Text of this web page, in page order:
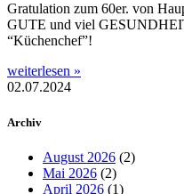
Gratulation zum 60er. von
GUTE und viel
“Küchenchef”!
weiterlesen »
02.07.2024
Archiv
August 2026 (2)
Mai 2026 (2)
April 2026 (1)